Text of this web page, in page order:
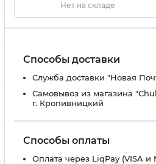
Нет на складе
Способы доставки
Служба доставки "Новая
Самовывоз из магазина
г. Кропивницкий
Способы оплаты
Оплата через LiqPay (VISA и